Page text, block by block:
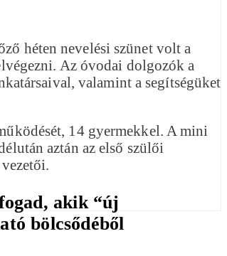
héten nevelési szünet volt a
Az óvodai dolgozók a
valamint a segítségüket
14 gyermekkel. A mini
aztán az első szülői
akik “új
bölcsődéből